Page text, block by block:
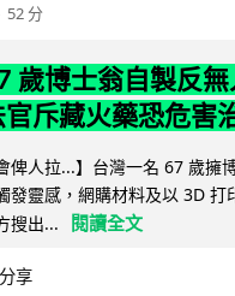
52 分
歲博士翁自製反
官斥藏火藥恐危害
俾人拉...】台灣一名 67 歲擁
發靈感，網購材料及以 3D 打
搜出...
閱讀全文
分享